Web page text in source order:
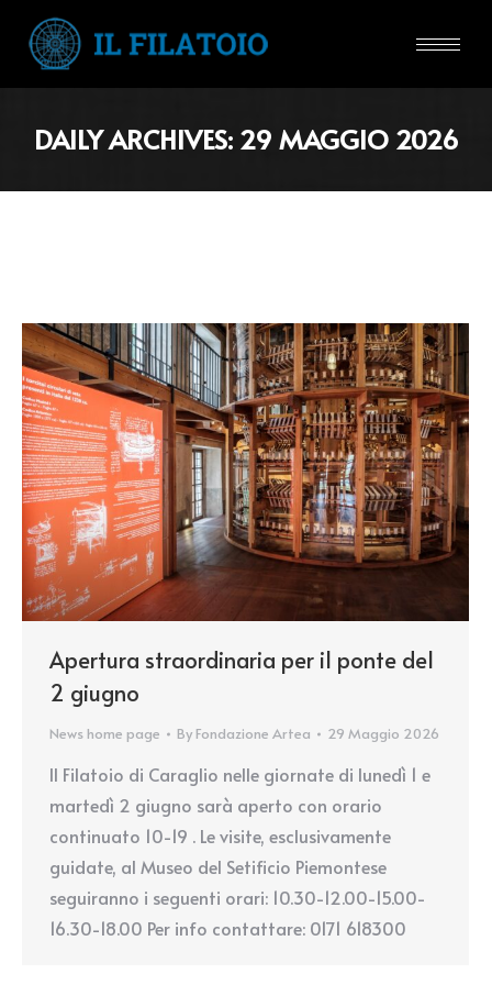
DAILY ARCHIVES: 29 MAGGIO 2026
Apertura straordinaria per il ponte del
2 giugno
News home page By Fondazione Artea 29 Maggio 2026
Il Filatoio di Caraglio nelle giornate di lunedì 1 e
martedì 2 giugno sarà aperto con orario
continuato 10-19 . Le visite, esclusivamente
guidate, al Museo del Setificio Piemontese
seguiranno i seguenti orari: 10.30-12.00-15.00-
16.30-18.00 Per info contattare: 0171 618300